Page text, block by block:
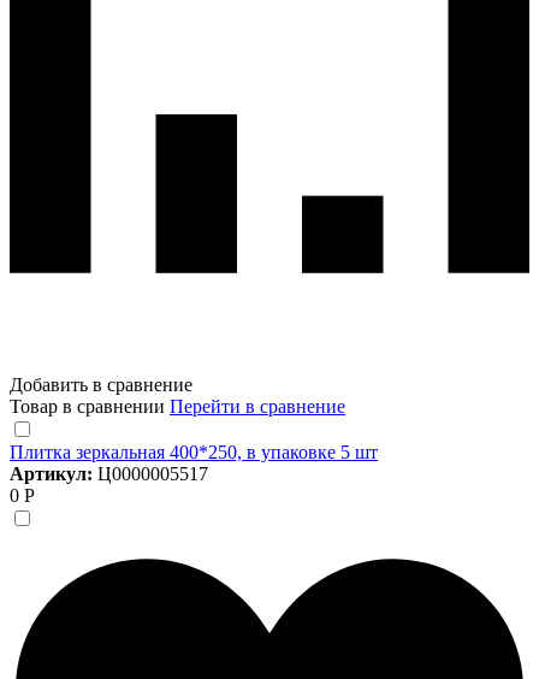
Добавить в сравнение
Товар в сравнении Перейти в сравнение
Плитка зеркальная 400*250, в упаковке 5 шт
Артикул: Ц0000005517
0 Р